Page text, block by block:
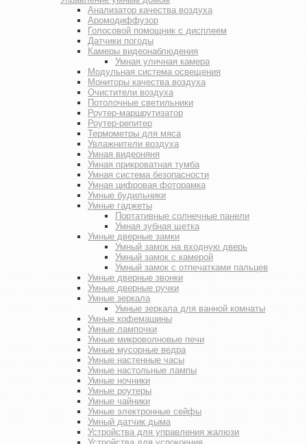
Анализатор качества воздуха
Аромодиффузор
Голосовой помощник с дисплеем
Датчики погоды
Камеры видеонаблюдения
Умная уличная камера
Модульная система освещения
Мониторы качества воздуха
Очистители воздуха
Потолочные светильники
Роутер-маршрутизатор
Роутер-репитер
Термометры для мяса
Увлажнители воздуха
Умная видеоняня
Умная прикроватная тумба
Умная система безопасности
Умная цифровая фоторамка
Умные будильники
Умные гаджеты
Портативные солнечные панели
Умная зубная щетка
Умные дверные замки
Умный замок на входную дверь
Умный замок с камерой
Умный замок с отпечатками пальцев
Умные дверные звонки
Умные дверные ручки
Умные зеркала
Умные зеркала для ванной комнаты
Умные кофемашины
Умные лампочки
Умные микроволновые печи
Умные мусорные ведра
Умные настенные часы
Умные настольные лампы
Умные ночники
Умные роутеры
Умные чайники
Умные электронные сейфы
Умный датчик дыма
Устройства для управления жалюзи